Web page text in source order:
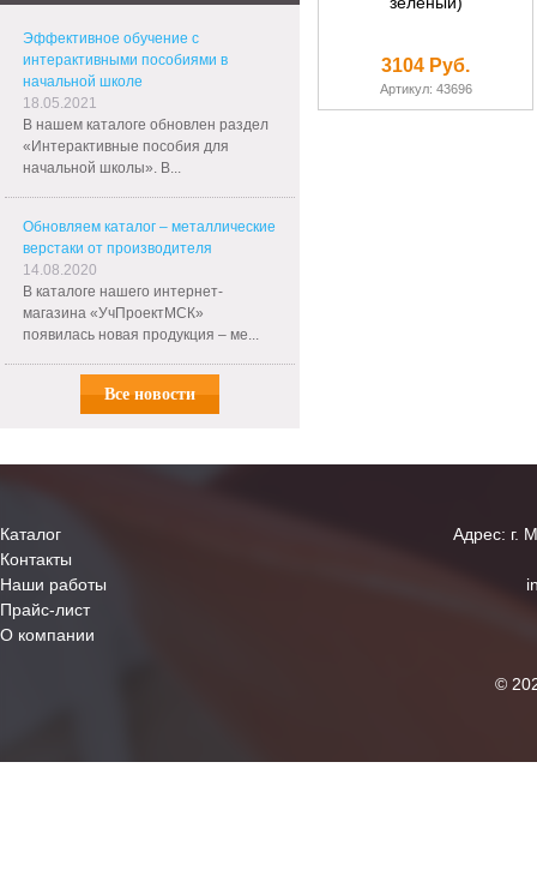
Эффективное обучение с
интерактивными пособиями в
начальной школе
18.05.2021
В нашем каталоге обновлен раздел
«Интерактивные пособия для
начальной школы». В...
Обновляем каталог – металлические
верстаки от производителя
14.08.2020
В каталоге нашего интернет-
магазина «УчПроектМСК»
появилась новая продукция – ме...
Все новости
3104 Руб.
Артикул: 43696
Каталог
Контакты
Наши работы
Прайс-лист
О компании
Адрес: г.
©